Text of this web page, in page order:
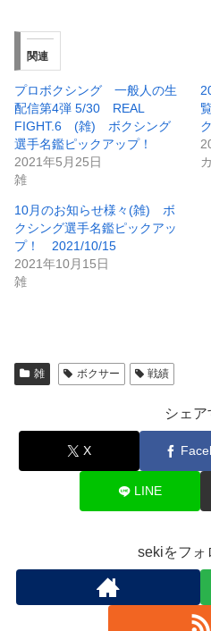
関連
プロボクシング 一般人の生
配信第4弾 5/30 REAL
FIGHT.6 (雑) ボクシング
選手名鑑ピックアップ！
2021年5月25日
雑
10月のお知らせ様々(雑) ボ
クシング選手名鑑ピックアッ
プ！ 2021/10/15
2021年10月15日
雑
雑 ボクサー 戦績
シェア
X
LINE
sekiをフォ